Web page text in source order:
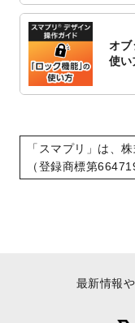
2022/9/21
コ
2022/9/5
年
2022/9/5
喪
2022/8/24
印
た！
オブ
使い
「スマプリ」は、
（登録商標第
最新情報